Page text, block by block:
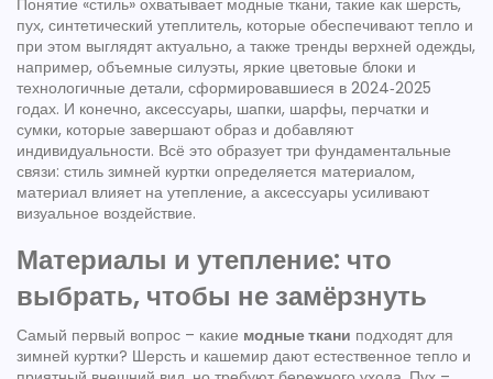
Понятие «стиль» охватывает модные ткани, такие как шерсть,
пух, синтетический утеплитель, которые обеспечивают тепло и
при этом выглядят актуально, а также тренды верхней одежды,
например, объемные силуэты, яркие цветовые блоки и
технологичные детали, сформировавшиеся в 2024‑2025
годах. И конечно, аксессуары, шапки, шарфы, перчатки и
сумки, которые завершают образ и добавляют
индивидуальности. Всё это образует три фундаментальные
связи: стиль зимней куртки определяется материалом,
материал влияет на утепление, а аксессуары усиливают
визуальное воздействие.
Материалы и утепление: что
выбрать, чтобы не замёрзнуть
Самый первый вопрос – какие модные ткани подходят для
зимней куртки? Шерсть и кашемир дают естественное тепло и